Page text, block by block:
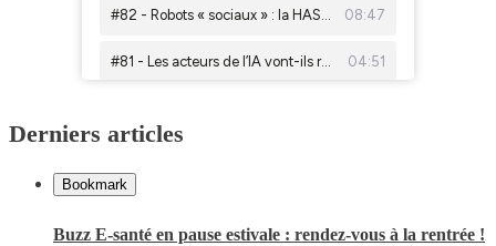
Derniers articles
Bookmark
Buzz E-santé en pause estivale : rendez-vous à la rentrée !